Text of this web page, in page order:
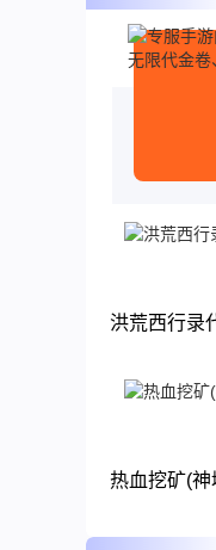
洪荒西行录
下载
热血挖矿(神